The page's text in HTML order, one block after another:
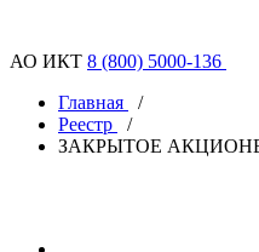
АО ИКТ 8 (800) 5000-136
Главная
/
Реестр
/
ЗАКРЫТОЕ